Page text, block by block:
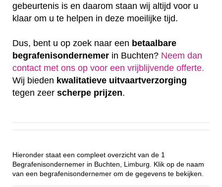
gebeurtenis is en daarom staan wij altijd voor u
klaar om u te helpen in deze moeilijke tijd.
Dus, bent u op zoek naar een betaalbare
begrafenisondernemer in Buchten? Neem dan
contact met ons op voor een vrijblijvende offerte‎.
Wij bieden kwalitatieve uitvaartverzorging
tegen zeer scherpe prijzen.
Hieronder staat een compleet overzicht van de 1
Begrafenisondernemer in Buchten, Limburg. Klik op de naam
van een begrafenisondernemer om de gegevens te bekijken.